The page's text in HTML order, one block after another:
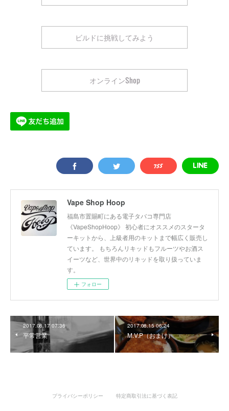
ビルドに挑戦してみよう
オンラインShop
Vape Shop Hoop
福島市置賜町にある電子タバコ専門店
《VapeShopHoop》 初心者にオススメのスタータ
ーキットから、上級者用のキットまで幅広く販売し
ています。 もちろんリキッドもフルーツやお酒ス
イーツなど、世界中のリキッドを取り扱っていま
す。
フォロー
2017.08.17 07:36
平常営業
2017.08.15 06:24
M.V.P（おまけ）
プライバシーポリシー 特定商取引法に基づく表記